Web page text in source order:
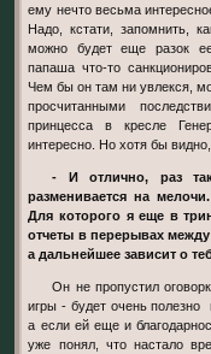
ему нечто весьма
Надо, кстати, запомнить,
можно будет еще разок
папаша что-то
Чем бы он там ни увлекся,
просчитанными
принцесса в кресле
интересно. Но хотя бы
- И отлично, раз
разменивается на
Для которого я еще в
отчеты в перерывах
а дальнейшее зависит о
Он не пропустил оговорку мимо ушей. Чтож, если Лу играет в свои
игры - будет очень полезно
а если ей еще и
уже понял, что настало